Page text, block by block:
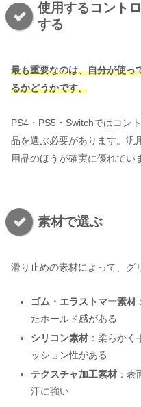
使用するコント
する
最も重要なのは、自分が使っ
るかどうかです。
PS4・PS5・Switchではコン
品を選ぶ必要があります。汎
用品のほうが確実に優れてい
素材で選ぶ
滑り止めの素材によって、グ
ゴム・エラストマー素材
たホールド感がある
シリコン素材：柔らかく
ッション性がある
テクスチャ加工素材：表
汗に強い